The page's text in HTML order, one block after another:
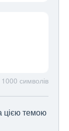
1000 символів
цією темою